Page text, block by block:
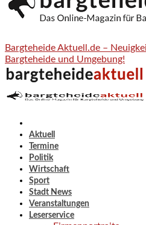
Bargteheide Aktuell.de –
Bargteheide und Umgebung!
Aktuell
Termine
Politik
Wirtschaft
Sport
Stadt News
Veranstaltungen
Leserservice